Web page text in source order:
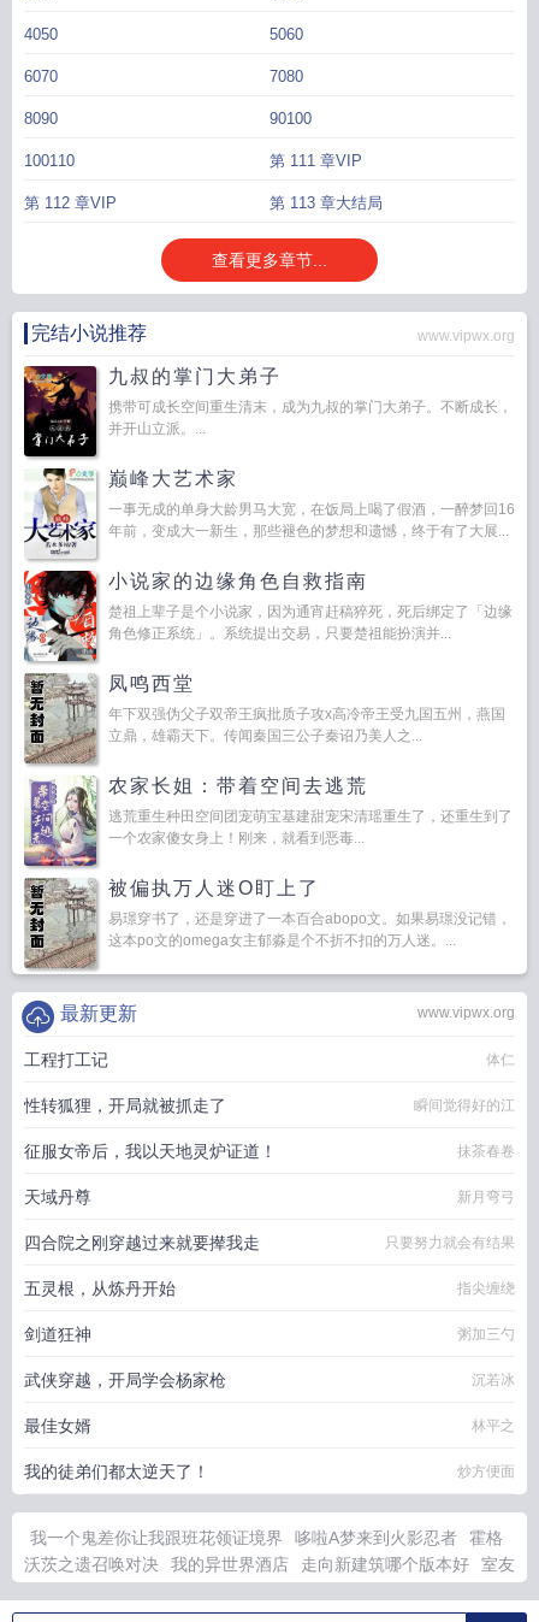
4050 5060
6070 7080
8090 90100
100110 第 111 章VIP
第 112 章VIP 第 113 章大结局
查看更多章节...
完结小说推荐 www.vipwx.org
九叔的掌门大弟子
携带可成长空间重生清末，成为九叔的掌门大弟子。不断成长，
并开山立派。...
巅峰大艺术家
一事无成的单身大龄男马大宽，在饭局上喝了假酒，一醉梦回16
年前，变成大一新生，那些褪色的梦想和遗憾，终于有了大展...
小说家的边缘角色自救指南
楚祖上辈子是个小说家，因为通宵赶稿猝死，死后绑定了「边缘
角色修正系统」。系统提出交易，只要楚祖能扮演并...
凤鸣西堂
年下双强伪父子双帝王疯批质子攻x高冷帝王受九国五州，燕国
立鼎，雄霸天下。传闻秦国三公子秦诏乃美人之...
农家长姐：带着空间去逃荒
逃荒重生种田空间团宠萌宝基建甜宠宋清瑶重生了，还重生到了
一个农家傻女身上！刚来，就看到恶毒...
被偏执万人迷O盯上了
易璟穿书了，还是穿进了一本百合abopo文。如果易璟没记错，
这本po文的omega女主郁淼是个不折不扣的万人迷。...
www.vipwx.org
最新更新
工程打工记 体仁
性转狐狸，开局就被抓走了 瞬间觉得好的江
征服女帝后，我以天地灵炉证道！ 抹茶春卷
天域丹尊 新月弯弓
四合院之刚穿越过来就要撵我走 只要努力就会有结果
五灵根，从炼丹开始 指尖缠绕
剑道狂神 粥加三勺
武侠穿越，开局学会杨家枪 沉若冰
最佳女婿 林平之
我的徒弟们都太逆天了！ 炒方便面
我一个鬼差你让我跟班花领证境界 哆啦A梦来到火影忍者
霍格
沃茨之遗召唤对决
我的异世界酒店 走向新建筑哪个版本好
室友
成嫡女的
灾厄化解小技巧 考公168绝技 大佬的小废雌第一集